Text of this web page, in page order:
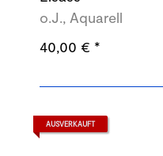
o.J., Aquarell
40,00 € *
AUSVERKAUFT